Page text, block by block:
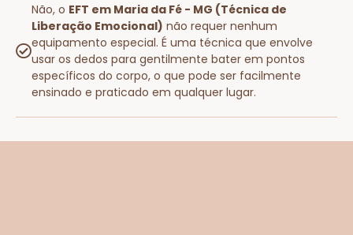
Não, o EFT em Maria da Fé - MG (Técnica de
Liberação Emocional) não requer nenhum
equipamento especial. É uma técnica que envolve
usar os dedos para gentilmente bater em pontos
específicos do corpo, o que pode ser facilmente
ensinado e praticado em qualquer lugar.